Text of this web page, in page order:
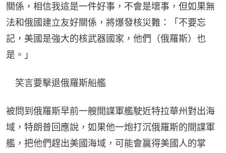
關係，相信我這是一件好事，不會是壞事，但如果無
法和俄國建立友好關係，將爆發核災難：「不要忘
記，美國是強大的核武器國家，他們（俄羅斯）也
是。」
笑言要擊退俄羅斯船艦
被問到俄羅斯早前一艘間諜軍艦駛近特拉華州對出海
域，特朗普回應說，如果他一炮打沉俄羅斯的間諜軍
艦，把他們趕出美國海域，可能會贏得美國人的掌